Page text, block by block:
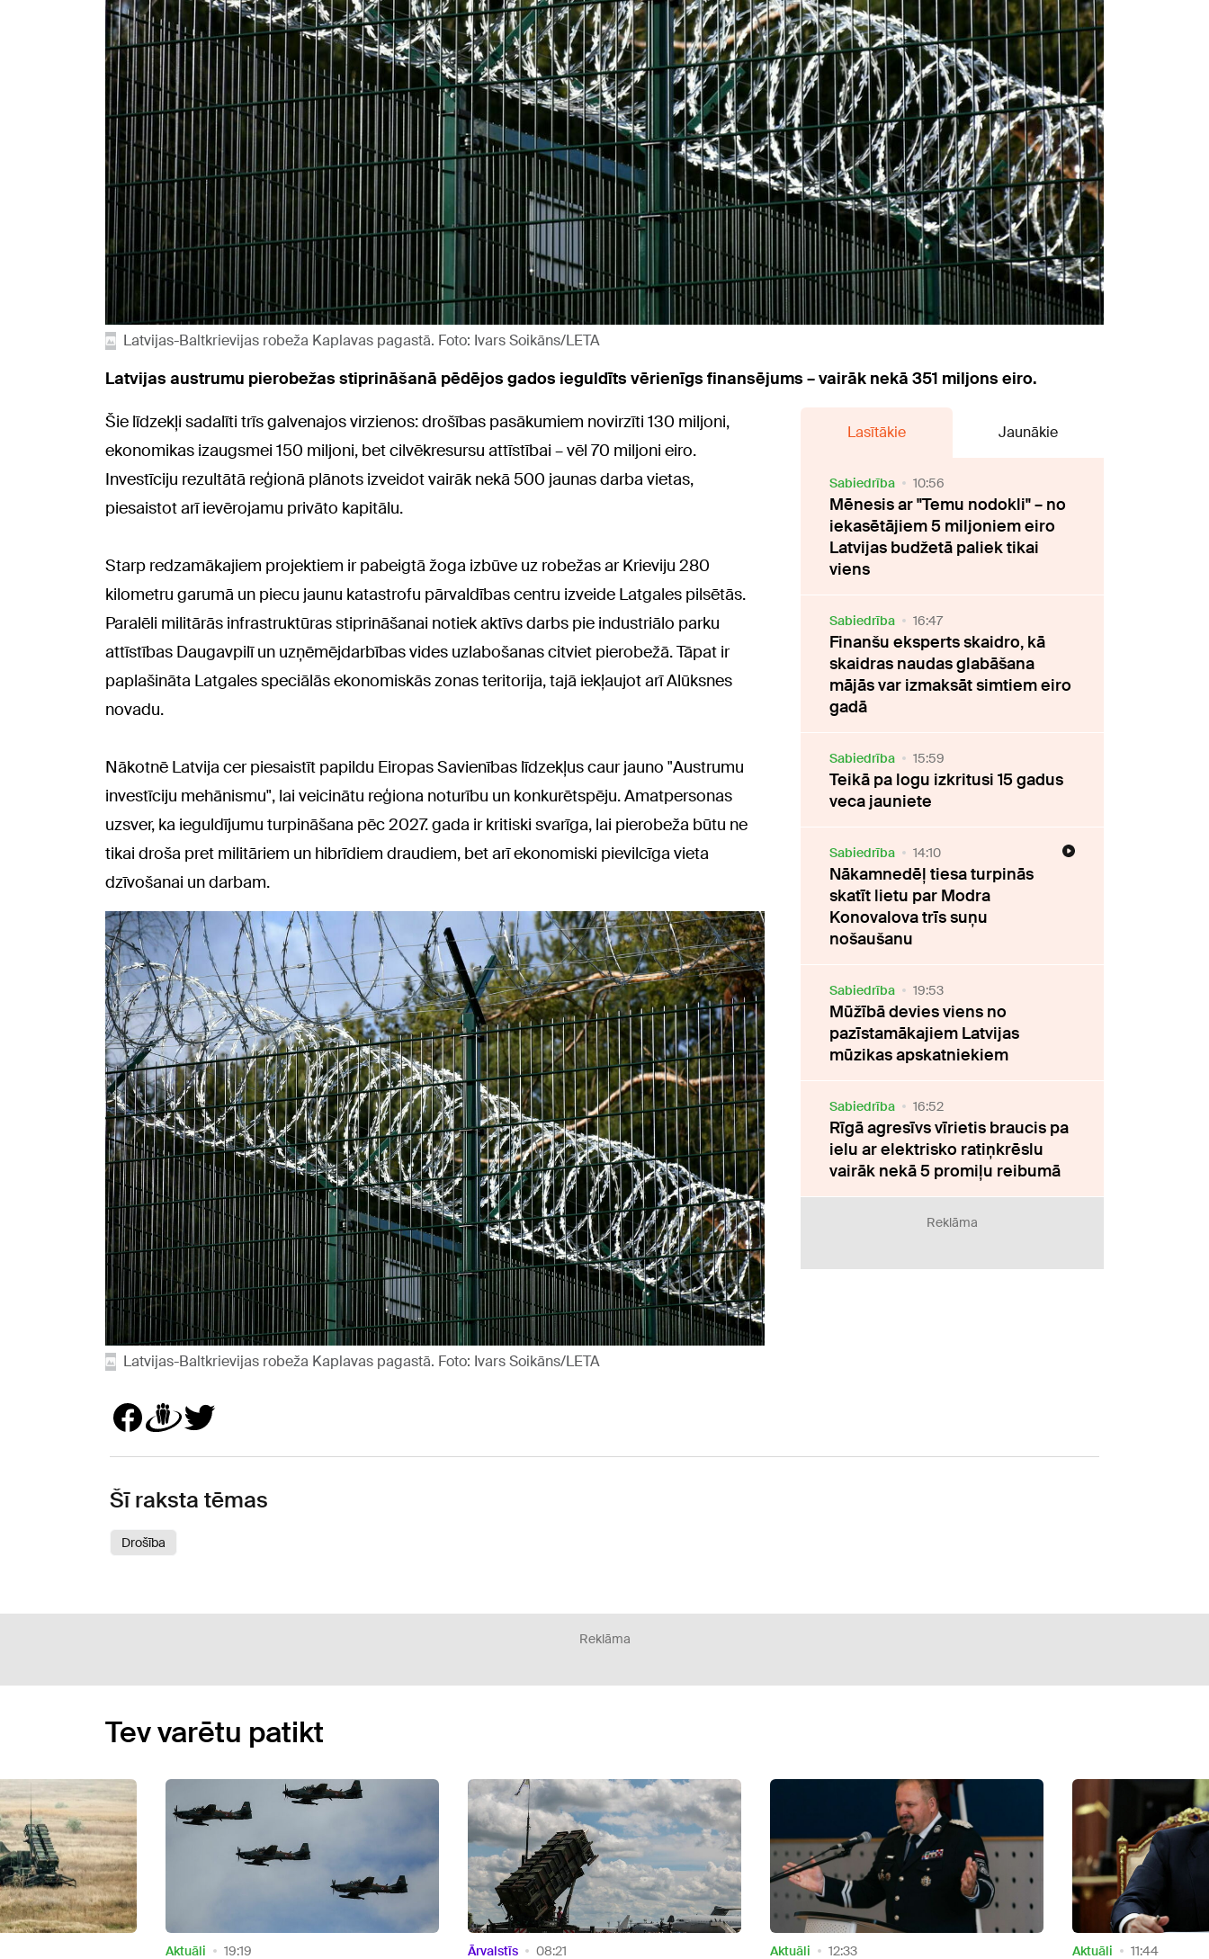
Latvijas-Baltkrievijas robeža Kaplavas pagastā. Foto: Ivars Soikāns/LETA
Latvijas austrumu pierobežas stiprināšanā pēdējos gados ieguldīts vērienīgs finansējums – vairāk nekā 351 miljons eiro.
Šie līdzekļi sadalīti trīs galvenajos virzienos: drošības pasākumiem novirzīti 130 miljoni,
ekonomikas izaugsmei 150 miljoni, bet cilvēkresursu attīstībai – vēl 70 miljoni eiro.
Investīciju rezultātā reģionā plānots izveidot vairāk nekā 500 jaunas darba vietas,
piesaistot arī ievērojamu privāto kapitālu.
Starp redzamākajiem projektiem ir pabeigtā žoga izbūve uz robežas ar Krieviju 280
kilometru garumā un piecu jaunu katastrofu pārvaldības centru izveide Latgales pilsētās.
Paralēli militārās infrastruktūras stiprināšanai notiek aktīvs darbs pie industriālo parku
attīstības Daugavpilī un uzņēmējdarbības vides uzlabošanas citviet pierobežā. Tāpat ir
paplašināta Latgales speciālās ekonomiskās zonas teritorija, tajā iekļaujot arī Alūksnes
novadu.
Nākotnē Latvija cer piesaistīt papildu Eiropas Savienības līdzekļus caur jauno "Austrumu
investīciju mehānismu", lai veicinātu reģiona noturību un konkurētspēju. Amatpersonas
uzsver, ka ieguldījumu turpināšana pēc 2027. gada ir kritiski svarīga, lai pierobeža būtu ne
tikai droša pret militāriem un hibrīdiem draudiem, bet arī ekonomiski pievilcīga vieta
dzīvošanai un darbam.
Latvijas-Baltkrievijas robeža Kaplavas pagastā. Foto: Ivars Soikāns/LETA
Lasītākie Jaunākie
Sabiedrība 10:56
Mēnesis ar "Temu nodokli" – no
iekasētājiem 5 miljoniem eiro
Latvijas budžetā paliek tikai
viens
Sabiedrība 16:47
Finanšu eksperts skaidro, kā
skaidras naudas glabāšana
mājās var izmaksāt simtiem eiro
gadā
Sabiedrība 15:59
Teikā pa logu izkritusi 15 gadus
veca jauniete
Sabiedrība 14:10
Nākamnedēļ tiesa turpinās
skatīt lietu par Modra
Konovalova trīs suņu
nošaušanu
Sabiedrība 19:53
Mūžībā devies viens no
pazīstamākajiem Latvijas
mūzikas apskatniekiem
Sabiedrība 16:52
Rīgā agresīvs vīrietis braucis pa
ielu ar elektrisko ratiņkrēslu
vairāk nekā 5 promiļu reibumā
Reklāma
Šī raksta tēmas
Drošība
Reklāma
Tev varētu patikt
Ārvalstīs 08:21 Aktuāli 12:33 Aktuāli 11:44
Video
Sabiedrība 21:33